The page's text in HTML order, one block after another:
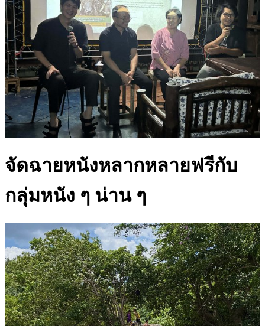
จัดฉายหนังหลากหลายฟรีกับ
กลุ่มหนัง ๆ น่าน ๆ